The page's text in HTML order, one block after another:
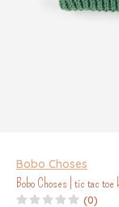
Bobo Choses
Bobo Choses | tic tac
(0)